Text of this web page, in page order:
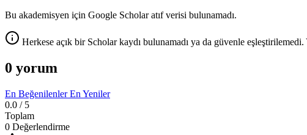
Bu akademisyen için Google Scholar atıf verisi bulunamadı.
Herkese açık bir Scholar kaydı bulunamadı ya da güvenle
0 yorum
En BeğenilenlerEn Yeniler
0.0 / 5
Toplam
0 Değerlendirme